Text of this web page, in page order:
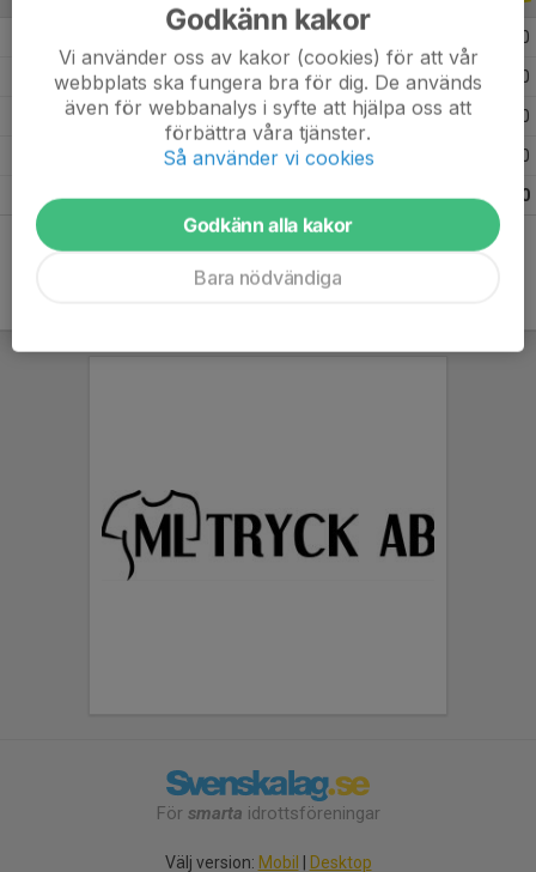
0
2025 13 0 0 0
7 0 0
0
Totalt 32 0 0 0
För smarta idrottsföreningar
Välj version: Mobil Desktop
Godkänn kakor
Vi använder oss av kakor (cookies) för att vår
webbplats ska fungera bra för dig. De används
även för webbanalys i syfte att hjälpa oss att
förbättra våra tjänster.
Så använder vi cookies
Godkänn alla kakor
Bara nödvändiga